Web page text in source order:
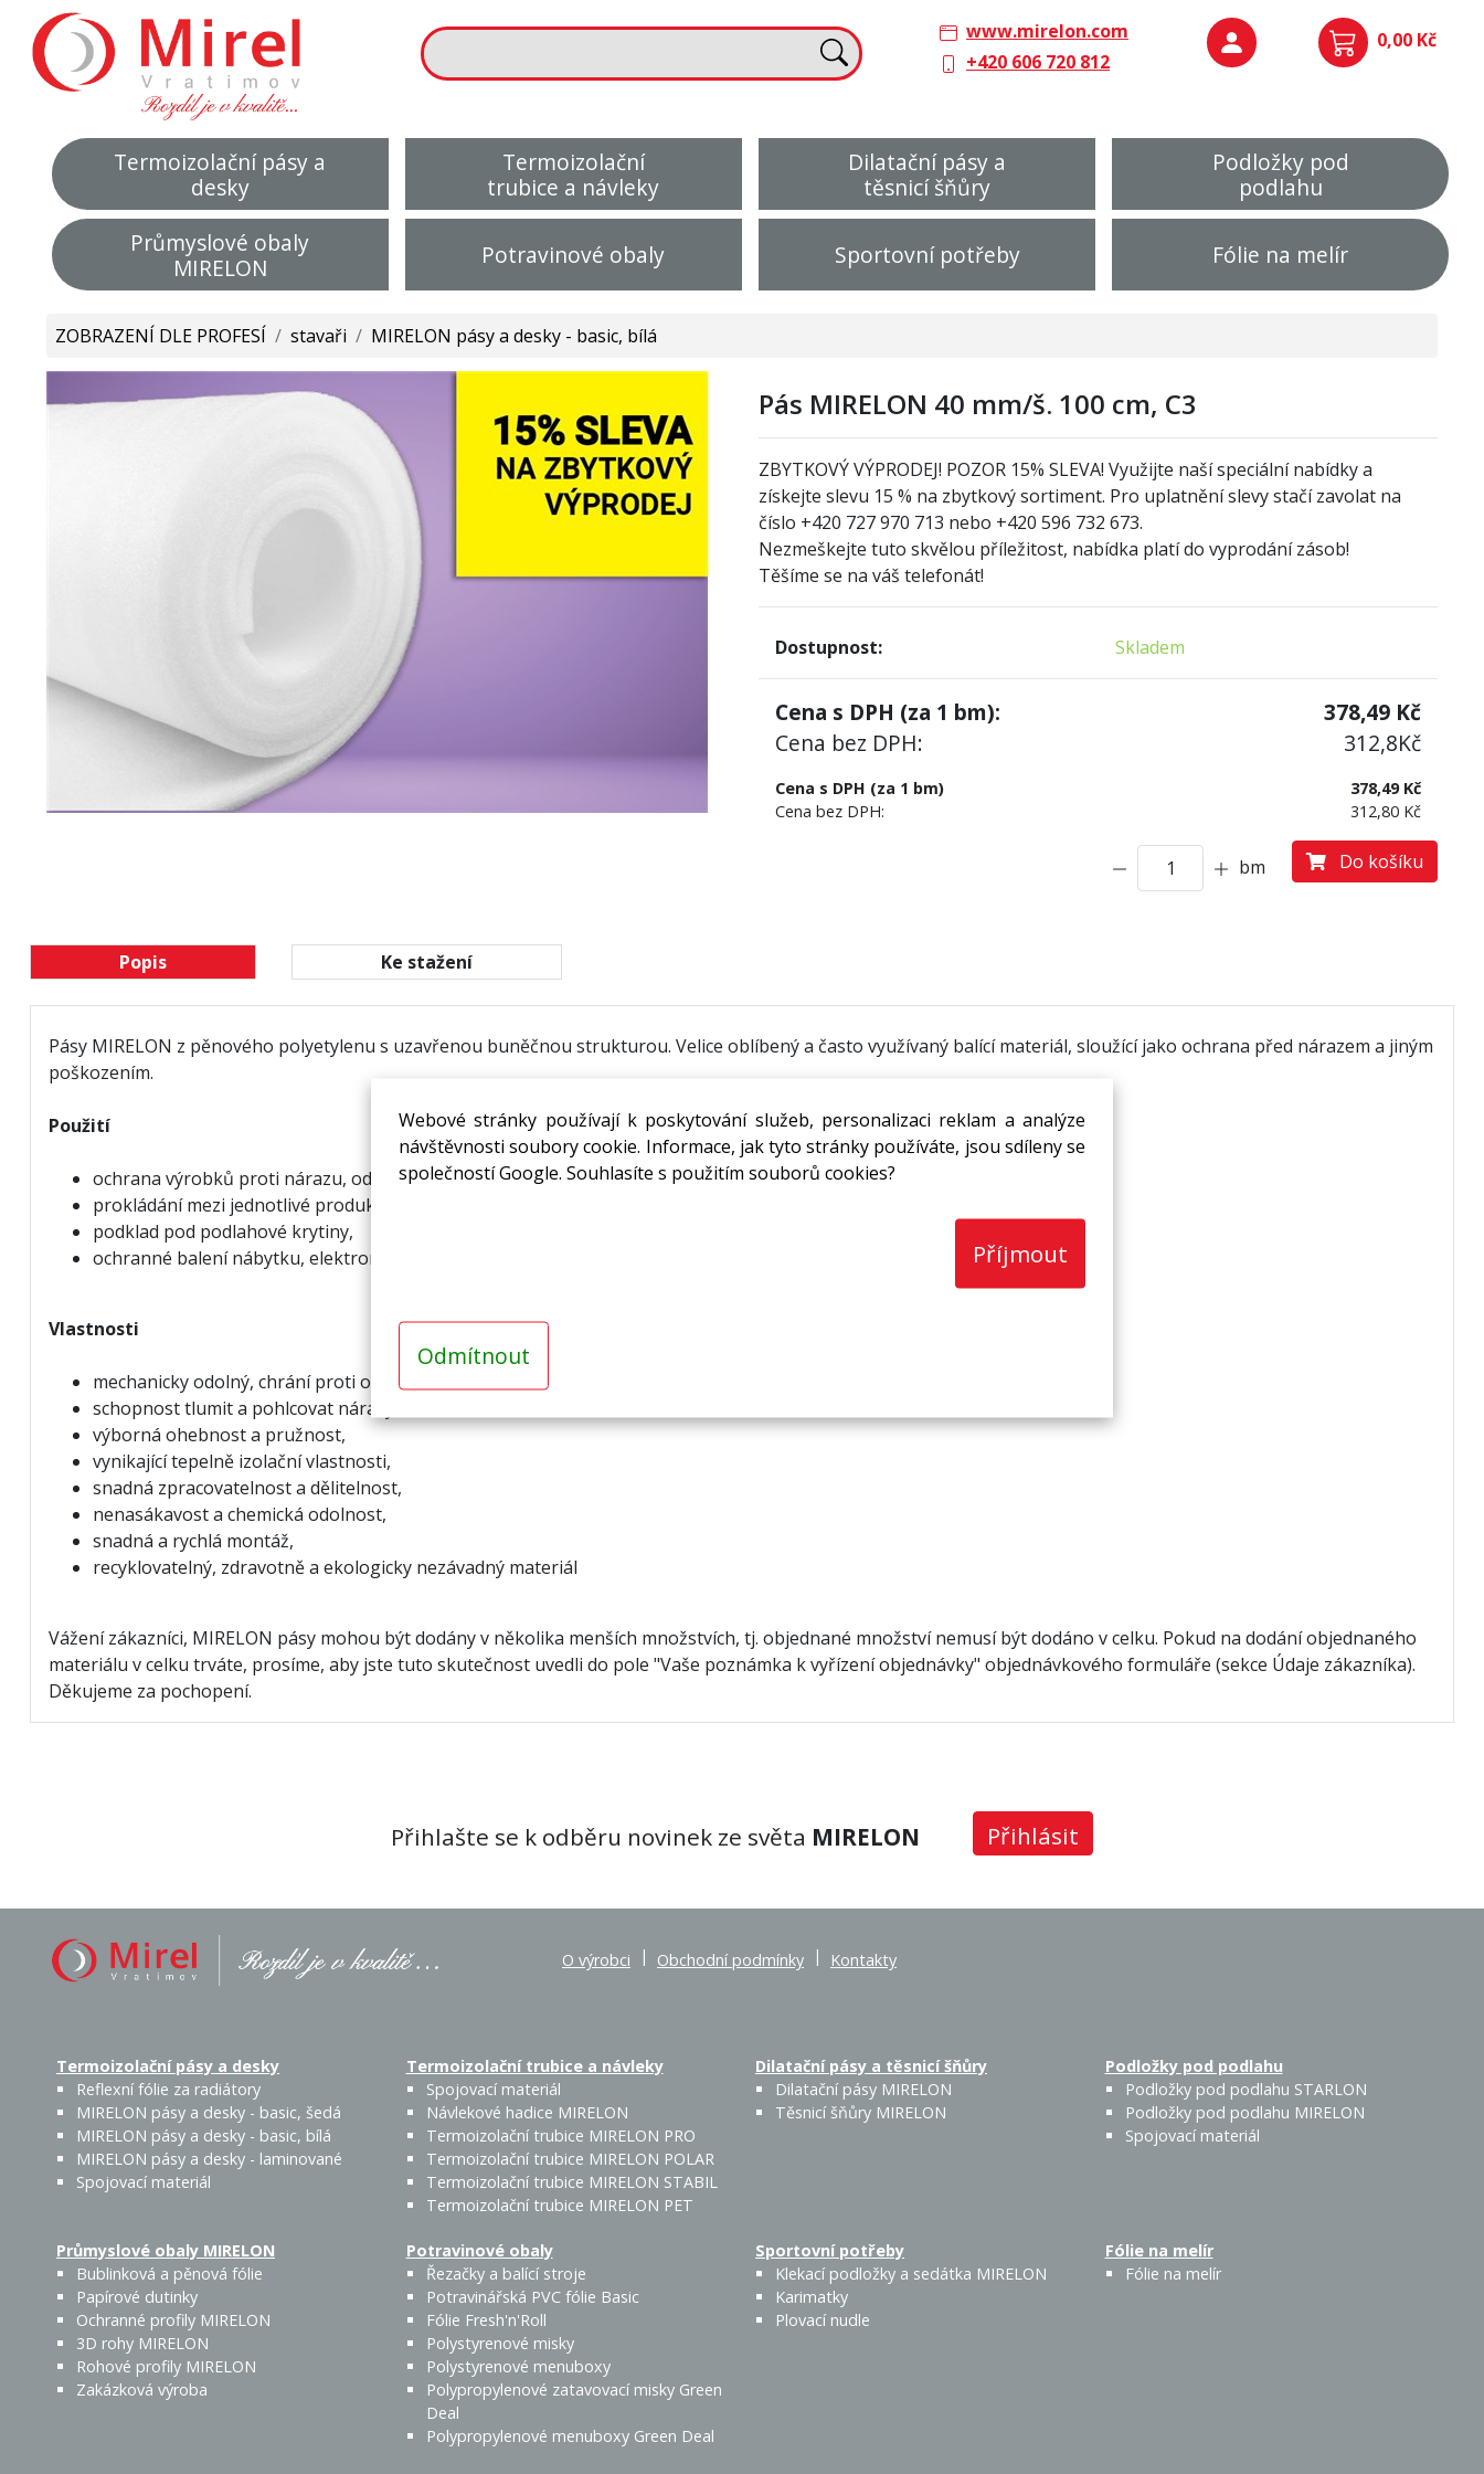
Webové stránky používají k poskytování služeb, personalizaci reklam a analýze
návštěvnosti soubory cookie. Informace, jak tyto stránky používáte, jsou sdíleny se
společností Google. Souhlasíte s použitím souborů cookies?
Příjmout
Odmítnout
www.mirelon.com
+420 606 720 812
0,00 Kč
Termoizolační pásy a
desky
Termoizolační
trubice a návleky
Dilatační pásy a
těsnicí šňůry
Podložky pod
podlahu
Průmyslové obaly
MIRELON
Potravinové obaly Sportovní potřeby Fólie na melír
ZOBRAZENÍ DLE PROFESÍ / stavaři / MIRELON pásy a desky - basic, bílá
Pás MIRELON 40 mm/š. 100 cm, C3
ZBYTKOVÝ VÝPRODEJ! POZOR 15% SLEVA! Využijte naší speciální nabídky a
získejte slevu 15 % na zbytkový sortiment. Pro uplatnění slevy stačí zavolat na
číslo +420 727 970 713 nebo +420 596 732 673.
Nezmeškejte tuto skvělou příležitost, nabídka platí do vyprodání zásob!
Těšíme se na váš telefonát!
Dostupnost: Skladem
Cena s DPH (za 1 bm): 378,49 Kč
Cena bez DPH:
312,8Kč
Cena s DPH (za 1 bm)
378,49 Kč
Cena bez DPH:
312,80 Kč
bm Do košíku
Popis Ke stažení
Pásy MIRELON z pěnového polyetylenu s uzavřenou buněčnou strukturou. Velice oblíbený a často využívaný balící materiál, sloužící jako ochrana před nárazem a jiným
poškozením.
Použití
ochrana výrobků proti nárazu, oděru a poškrábání,
prokládání mezi jednotlivé produkty,
podklad pod podlahové krytiny,
ochranné balení nábytku, elektroniky, součástek, přístrojů, skla, porcelánu a dalších produktů.
Vlastnosti
mechanicky odolný, chrání proti opakovaným otřesům,
schopnost tlumit a pohlcovat nárazy a hluk,
výborná ohebnost a pružnost,
vynikající tepelně izolační vlastnosti,
snadná zpracovatelnost a dělitelnost,
nenasákavost a chemická odolnost,
snadná a rychlá montáž,
recyklovatelný, zdravotně a ekologicky nezávadný materiál
Vážení zákazníci, MIRELON pásy mohou být dodány v několika menších množstvích, tj. objednané množství nemusí být dodáno v celku. Pokud na dodání objednaného
materiálu v celku trváte, prosíme, aby jste tuto skutečnost uvedli do pole "Vaše poznámka k vyřízení objednávky" objednávkového formuláře (sekce Údaje zákazníka).
Děkujeme za pochopení.
Přihlašte se k odběru novinek ze světa MIRELON Přihlásit
O výrobci | Obchodní podmínky | Kontakty
Termoizolační pásy a desky
Reflexní fólie za radiátory
MIRELON pásy a desky - basic, šedá
MIRELON pásy a desky - basic, bílá
MIRELON pásy a desky - laminované
Spojovací materiál
Termoizolační trubice a návleky
Spojovací materiál
Návlekové hadice MIRELON
Termoizolační trubice MIRELON PRO
Termoizolační trubice MIRELON POLAR
Termoizolační trubice MIRELON STABIL
Termoizolační trubice MIRELON PET
Dilatační pásy a těsnicí šňůry
Dilatační pásy MIRELON
Těsnicí šňůry MIRELON
Podložky pod podlahu
Podložky pod podlahu STARLON
Podložky pod podlahu MIRELON
Spojovací materiál
Průmyslové obaly MIRELON
Bublinková a pěnová fólie
Papírové dutinky
Ochranné profily MIRELON
3D rohy MIRELON
Rohové profily MIRELON
Zakázková výroba
Potravinové obaly
Řezačky a balící stroje
Potravinářská PVC fólie Basic
Fólie Fresh'n'Roll
Polystyrenové misky
Polystyrenové menuboxy
Polypropylenové zatavovací misky Green
Deal
Polypropylenové menuboxy Green Deal
Sportovní potřeby
Klekací podložky a sedátka MIRELON
Karimatky
Plovací nudle
Fólie na melír
Fólie na melír